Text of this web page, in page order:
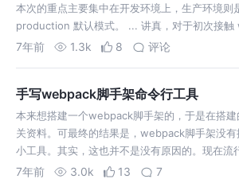
本次的重点主要集中在开发环境上，生产环境
production 默认模式。 ... 讲真，对于初次接触
的可能不是 webpack 的配置，而是长…
7年前 1.3k 8 评论
手写webpack脚手架命令行工具
本来想搭建一个webpack脚手架的，于是在搭
关资料。可最终的结果是，webpack脚手架没
小工具。其实，这也并不是没有原因的。现在流
的脚手架工具，比如，Vue CLI，Create React
7年前 3.0k 13 7